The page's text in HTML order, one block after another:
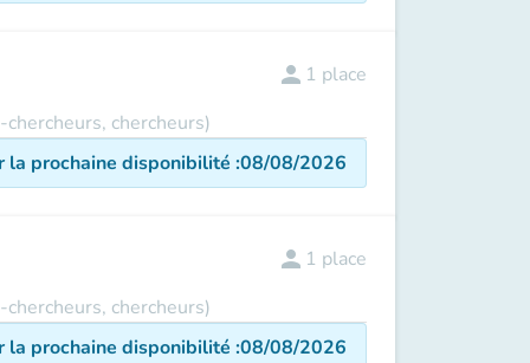
chercheurs)
person 1 place
la prochaine disponibilité :08/08/2026
chercheurs)
person 1 place
la prochaine disponibilité :08/08/2026